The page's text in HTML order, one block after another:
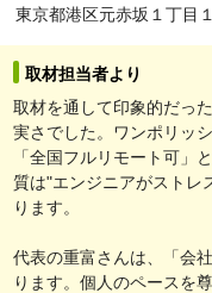
東京都港区元赤坂１丁目
取材担当者より
取材を通して印象的だっ
実さでした。ワンポリッ
「全国フルリモート可」
質は"エンジニアがストレ
ります。
代表の重富さんは、「会
ります。個人のペースを